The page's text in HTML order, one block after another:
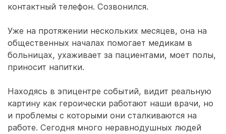
контактный телефон. Созвонился.
Уже на протяжении нескольких месяцев, она на
общественных началах помогает медикам в
больницах, ухаживает за пациентами, моет полы,
приносит напитки.
Находясь в эпицентре событий, видит реальную
картину как героически работают наши врачи, но
и проблемы с которыми они сталкиваются на
работе. Сегодня много неравнодушных людей